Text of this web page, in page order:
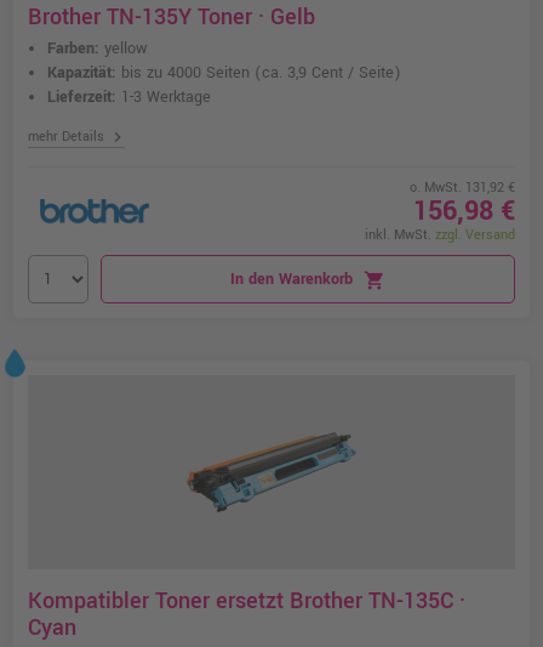
Brother TN-135Y Toner · Gelb
Farben: yellow
Kapazität: bis zu 4000 Seiten (ca. 3,9 Cent / Seite)
Lieferzeit: 1-3 Werktage
mehr Details chevron_right
o. MwSt. 131,92 €
156,98 €
inkl. MwSt. zzgl. Versand
In den Warenkorb shopping_cart
Kompatibler Toner ersetzt Brother TN-135C ·
Cyan